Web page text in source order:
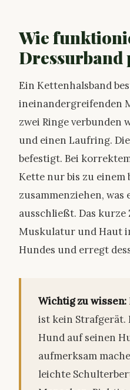
Wie
Dressurband
Ein Kettenhalsband
ineinandergreifenden
zwei Ringe verbunden
und einen Laufring.
befestigt. Bei
Kette nur bis zu einem
zusammenziehen, was
ausschließt. Das
Muskulatur und Haut
Hundes und erregt
Wichtig zu wissen:
ist kein Strafgerät.
Hund auf seinen
aufmerksam
leichte